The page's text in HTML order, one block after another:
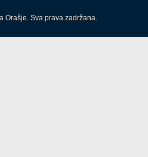
Orašje. Sva prava zadržana.